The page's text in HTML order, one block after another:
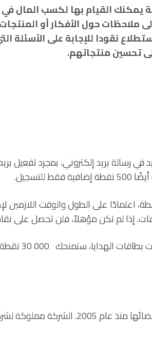
يمكنك القيام بها لكسب المال
ملاحظات حول الأفكار أو
نقودا للإجابة على الأسئلة
تحسين منتجاتهم.
رسالة بريد إلكتروني، بمجرد تفعيل
قيمة كل استطلاع تقدمه تولونا ما بين 15 و 50000 نقطة، اعتمادًا على الطول
إذا لم تكن مؤهلاً، فلن تحصل على
الحد الأدنى للنقاط التي